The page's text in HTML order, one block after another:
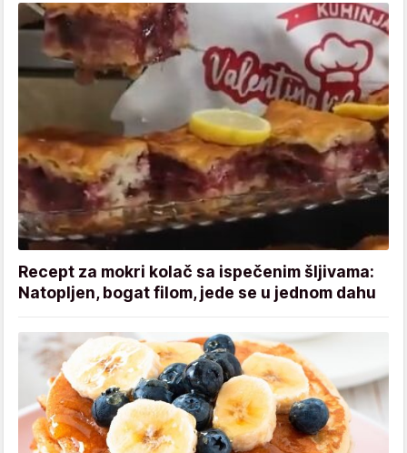
Recept za mokri kolač sa ispečenim šljivama:
Natopljen, bogat filom, jede se u jednom dahu